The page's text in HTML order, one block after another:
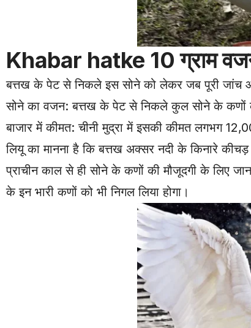
Khabar hatke 10 ग्राम
बत्तख के पेट से निकले इस सोने को लेकर जब पूरी जांच
सोने का वजन: बत्तख के पेट से निकले कुल सोने के कणों
बाजार में कीमत: चीनी मुद्रा में इसकी कीमत लगभग
लियू का मानना है कि बत्तख अक्सर नदी के किनारे
प्राचीन काल से ही सोने के कणों की मौजूदगी के लिए
के इन भारी कणों को भी निगल लिया होगा।